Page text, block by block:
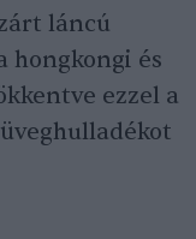
láncú
hongkongi és
ezzel a